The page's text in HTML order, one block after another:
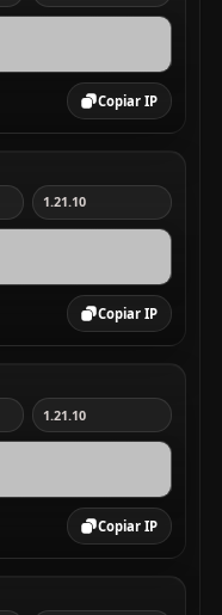
Copiar IP
Copiar IP
1.21.10
Copiar IP
1.21.10